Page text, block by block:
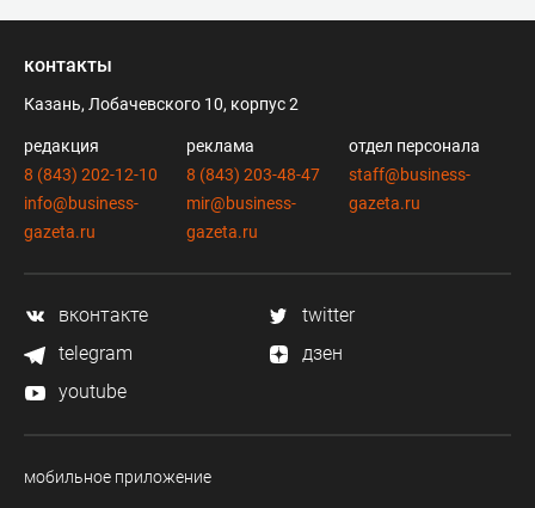
контакты
Казань, Лобачевского 10, корпус 2
редакция
8 (843) 202-12-10
info@business-
gazeta.ru
реклама
8 (843) 203-48-47
mir@business-
gazeta.ru
отдел персонала
staff@business-
gazeta.ru
вконтакте
twitter
telegram
дзен
youtube
мобильное приложение